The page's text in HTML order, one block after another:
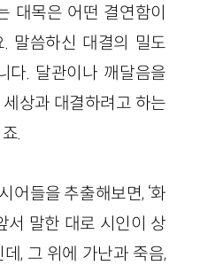
대목은 어떤 결연함이
말씀하신 대결의 밀도
다. 달관이나 깨달음을
상과 대결하려고 하는
.
어들을 추출해보면, ‘화
앞서 말한 대로 시인이 상
, 그 위에 가난과 죽음,